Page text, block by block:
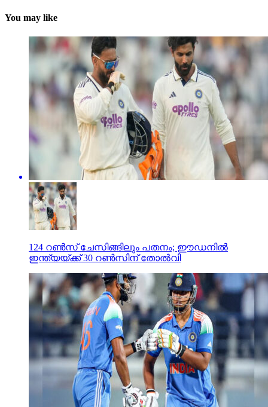
You may like
124 റണ്‍സ് ചേസിങ്ങിലും പതനം; ഈഡനില്‍
ഇന്ത്യയ്ക്ക് 30 റണ്‍സിന് തോല്‍വി